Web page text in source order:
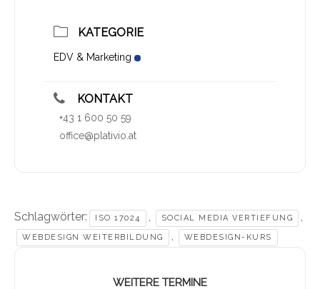
KATEGORIE
EDV & Marketing
KONTAKT
+43 1 600 50 59
office@plativio.at
Schlagwörter: ISO 17024 , SOCIAL MEDIA VERTIEFUNG ,
WEBDESIGN WEITERBILDUNG , WEBDESIGN-KURS
WEITERE TERMINE